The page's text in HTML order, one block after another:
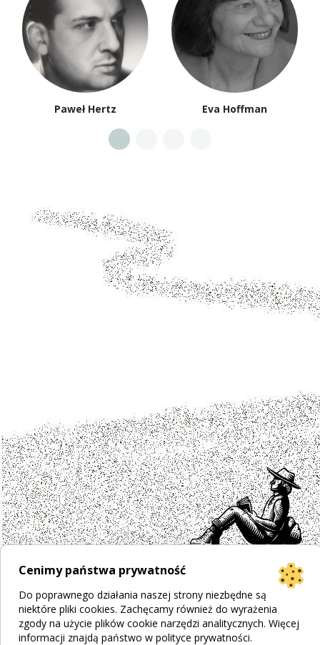
Paweł Hertz Eva Hoffman
Cenimy państwa prywatność
Do poprawnego działania naszej strony niezbędne są
niektóre pliki cookies. Zachęcamy również do wyrażenia
zgody na użycie plików cookie narzędzi analitycznych. Więcej
informacji znajdą państwo w polityce prywatności.
Projekt stronyBogumiła Płachecka
Realizacja© 2026 WEBOPCJA.pl
Regulamin sklepu|Polityka prywatności|Pliki Cookies